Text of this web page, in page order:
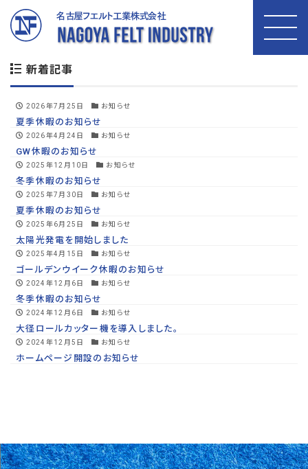
投稿者:felt-admin
新着記事
2026年7月25日 お知らせ
夏季休暇のお知らせ
2026年4月24日 お知らせ
GW休暇のお知らせ
2025年12月10日 お知らせ
冬季休暇のお知らせ
2025年7月30日 お知らせ
夏季休暇のお知らせ
2025年6月25日 お知らせ
太陽光発電を開始しました
2025年4月15日 お知らせ
ゴールデンウイーク休暇のお知らせ
2024年12月6日 お知らせ
冬季休暇のお知らせ
2024年12月6日 お知らせ
大径ロールカッター機を導入しました。
2024年12月5日 お知らせ
ホームページ開設のお知らせ